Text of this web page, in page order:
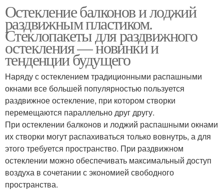
Остекление балконов и лоджий
раздвижным пластиком.
Стеклопакеты для раздвижного
остекления — новинки и
тенденции будущего
Наряду с остеклением традиционными распашными
окнами все большей популярностью пользуется
раздвижное остекление, при котором створки
перемещаются параллельно друг другу.
При остеклении балконов и лоджий распашными окнами
их створки могут распахиваться только вовнутрь, а для
этого требуется пространство. При раздвижном
остеклении можно обеспечивать максимальный доступ
воздуха в сочетании с экономией свободного
пространства.